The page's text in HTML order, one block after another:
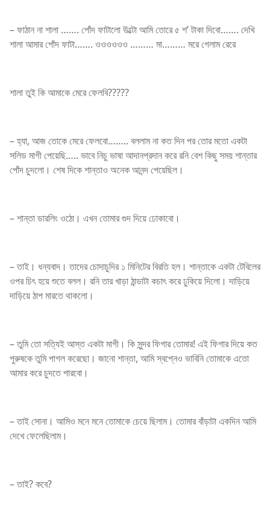
– ফাঠান না শালা ……. পোঁদ ফাটালো উল্টো আমি তোরে ৫ শ’ টাকা দিবো……. দেখি
শালা আমার পোঁদ ফাটা……. ওওওওওও ……… মা……… মরে গেলাম রেরে
শালা তুই কি আমাকে মেরে ফেলবি?????
– হ্যা, আজ তোকে মেরে ফেলবো…….. বললাম না কত দিন পর তোর মতো একটা
সলিড মাগী পেয়েছি….. ভাবে নিচু ভাষা আদানপ্রদান করে রনি বেশ কিছু সময় শান্তার
পোঁদ চুদলো। শেষ দিকে শান্তাও অনেক আনন্দ পেয়েছিল।
– শান্তা ডারলিং ওঠো। এখন তোমার গুদ দিয়ে ঢোকাবো।
– তাই। ধন্যবাদ। তাদের চোদাচুদির ১ মিনিটের বিরতি হল। শান্তাকে একটা টেবিলের
ওপর চিৎ হয়ে শুতে বলল। রনি তার খাড়া ঠান্ডাটা কচাৎ করে ঢুকিয়ে দিলো। দাড়িয়ে
দাড়িয়ে ঠাপ মারতে থাকলো।
– তুমি তো সত্যিই আস্ত একটা মাগী। কি সুন্দর ফিগার তোমার! এই ফিগার দিয়ে কত
পুরুষকে তুমি পাগল করেছো। জানো শান্তা, আমি স্বপ্নেও ভাবিনি তোমাকে এতো
আমার করে চুদতে পারবো।
– তাই সোনা। আমিও মনে মনে তোমাকে চেয়ে ছিলাম। তোমার বাঁড়াটা একদিন আমি
দেখে ফেলেছিলাম।
– তাই? কবে?